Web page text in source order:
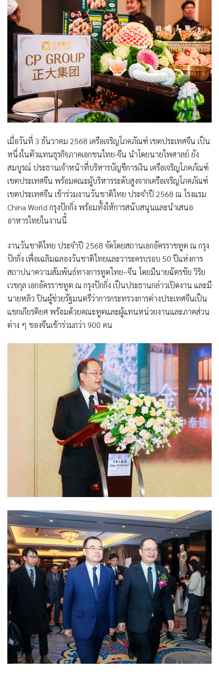
เมื่อวันที่ 3 ธันวาคม 2568 เครือเจริญโภคภัณฑ์ เขตประเทศจีน เป็น
หนึ่งในตัวแทนธุรกิจภาคเอกชนไทย-จีน นำโดยนายไพศาลย์ ยัง
สมบูรณ์ ประธานเจ้าหน้าที่บริหารบัญชีการเงิน เครือเจริญโภคภัณฑ์
เขตประเทศจีน พร้อมคณะผู้บริหารระดับสูงจากเครือเจริญโภคภัณฑ์
เขตประเทศจีน เข้าร่วมงานวันชาติไทย ประจำปี 2568 ณ โรงแรม
China World กรุงปักกิ่ง พร้อมทั้งให้การสนับสนุนและนำเสนอ
อาหารไทยในงานนี้
งานวันชาติไทย ประจำปี 2568 จัดโดยสถานเอกอัครราชทูต ณ กรุง
ปักกิ่ง เพื่อเฉลิมฉลองวันชาติไทยและวาระครบรอบ 50 ปีแห่งการ
สถาปนาความสัมพันธ์ทางการทูตไทย–จีน โดยมีนายฉัตรชัย วิริย
เวชกุล เอกอัครราชทูต ณ กรุงปักกิ่ง เป็นประธานกล่าวเปิดงาน และมี
นายหลิว ปินผู้ช่วยรัฐมนตรีว่าการกระทรวงการต่างประเทศจีนเป็น
แขกเกียรติยศ พร้อมด้วยคณะทูตและผู้แทนหน่วยงานและภาคส่วน
ต่าง ๆ ของจีนเข้าร่วมกว่า 900 คน